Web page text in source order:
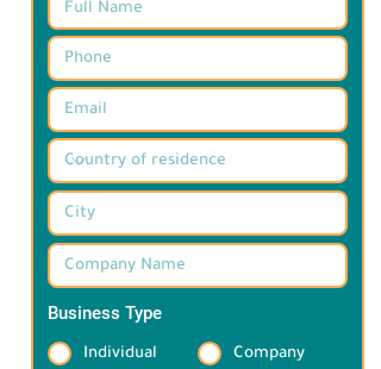
بسهولة سواء كان داخل سيارته او خارجها
Business Type
Individual Company